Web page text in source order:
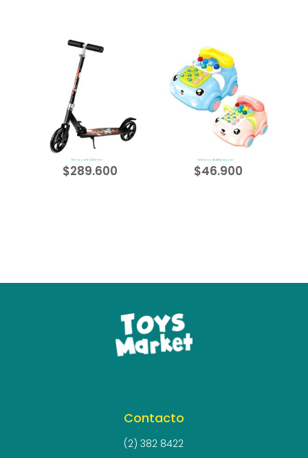
Monopatín 200mm
$289.600
Teléfono Multifuncional
$46.900
Contacto
(2) 382 8422